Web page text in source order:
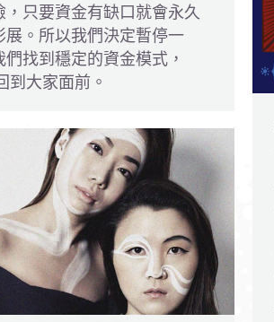
，只要資金有缺口就會永久
展。所以我們決定暫停一
找到穩定的資金模式，
到大家面前。